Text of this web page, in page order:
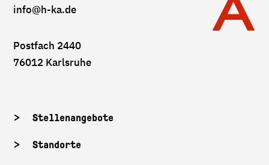
info@h-ka.de
Postfach 2440
76012 Karlsruhe
Stellenangebote
Standorte